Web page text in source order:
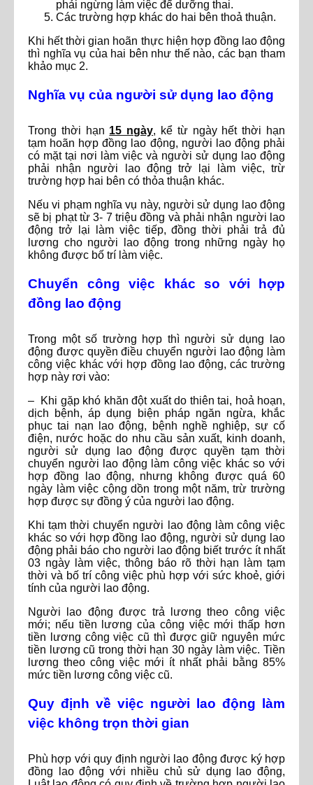
phải ngừng làm việc để dưỡng thai.
Các trường hợp khác do hai bên thoả thuận.
Khi hết thời gian hoãn thực hiện hợp đồng lao động
thì nghĩa vụ của hai bên như thế nào, các bạn tham
khảo mục 2.
Nghĩa vụ của người sử dụng lao động
Trong thời hạn 15 ngày, kể từ ngày hết thời hạn
tạm hoãn hợp đồng lao động, người lao động phải
có mặt tại nơi làm việc và người sử dụng lao động
phải nhận người lao động trở lại làm việc, trừ
trường hợp hai bên có thỏa thuận khác.
Nếu vi phạm nghĩa vụ này, người sử dụng lao động
sẽ bị phạt từ 3- 7 triệu đồng và phải nhận người lao
động trở lại làm việc tiếp, đồng thời phải trả đủ
lương cho người lao động trong những ngày họ
không được bố trí làm việc.
Chuyển công việc khác so với hợp
đồng lao động
Trong một số trường hợp thì người sử dụng lao
động được quyền điều chuyển người lao động làm
công việc khác với hợp đồng lao động, các trường
hợp này rơi vào:
– Khi gặp khó khăn đột xuất do thiên tai, hoả hoạn,
dịch bệnh, áp dụng biện pháp ngăn ngừa, khắc
phục tai nạn lao động, bệnh nghề nghiệp, sự cố
điện, nước hoặc do nhu cầu sản xuất, kinh doanh,
người sử dụng lao động được quyền tạm thời
chuyển người lao động làm công việc khác so với
hợp đồng lao động, nhưng không được quá 60
ngày làm việc cộng dồn trong một năm, trừ trường
hợp được sự đồng ý của người lao động.
Khi tạm thời chuyển người lao động làm công việc
khác so với hợp đồng lao động, người sử dụng lao
động phải báo cho người lao động biết trước ít nhất
03 ngày làm việc, thông báo rõ thời hạn làm tạm
thời và bố trí công việc phù hợp với sức khoẻ, giới
tính của người lao động.
Người lao động được trả lương theo công việc
mới; nếu tiền lương của công việc mới thấp hơn
tiền lương công việc cũ thì được giữ nguyên mức
tiền lương cũ trong thời hạn 30 ngày làm việc. Tiền
lương theo công việc mới ít nhất phải bằng 85%
mức tiền lương công việc cũ.
Quy định về việc người lao động làm
việc không trọn thời gian
Phù hợp với quy định người lao động được ký hợp
đồng lao động với nhiều chủ sử dụng lao động,